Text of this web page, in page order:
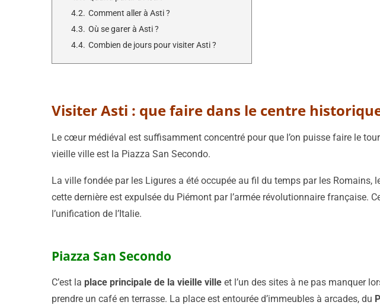
4.2. Comment aller à Asti ?
4.3. Où se garer à Asti ?
4.4. Combien de jours pour visiter Asti ?
Visiter Asti : que faire dans le centre
Le cœur médiéval est suffisamment concentré pour que l’on puisse faire le
vieille ville est la Piazza San Secondo.
La ville fondée par les Ligures a été occupée au fil du temps par les
cette dernière est expulsée du Piémont par l’armée révolutionnaire française.
l’unification de l’Italie.
Piazza San Secondo
C’est la place principale de la vieille ville et l’un des sites à ne pas manquer
prendre un café en terrasse. La place est entourée d’immeubles à arcades, du